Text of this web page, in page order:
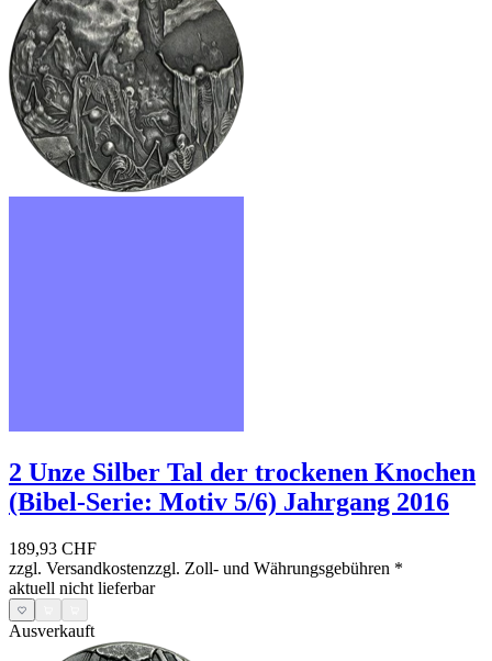
2 Unze Silber Tal der trockenen Knochen
(Bibel-Serie: Motiv 5/6) Jahrgang 2016
189,93 CHF
zzgl. Versandkostenzzgl. Zoll- und Währungsgebühren *
aktuell nicht lieferbar
Ausverkauft